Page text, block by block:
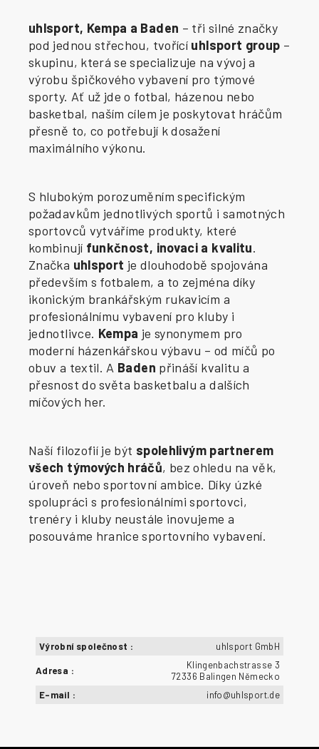
uhlsport, Kempa a Baden – tři silné značky
pod jednou střechou, tvořící uhlsport group –
skupinu, která se specializuje na vývoj a
výrobu špičkového vybavení pro týmové
sporty. Ať už jde o fotbal, házenou nebo
basketbal, naším cílem je poskytovat hráčům
přesně to, co potřebují k dosažení
maximálního výkonu.
S hlubokým porozuměním specifickým
požadavkům jednotlivých sportů i samotných
sportovců vytváříme produkty, které
kombinují funkčnost, inovaci a kvalitu.
Značka uhlsport je dlouhodobě spojována
především s fotbalem, a to zejména díky
ikonickým brankářským rukavicím a
profesionálnímu vybavení pro kluby i
jednotlivce. Kempa je synonymem pro
moderní házenkářskou výbavu – od míčů po
obuv a textil. A Baden přináší kvalitu a
přesnost do světa basketbalu a dalších
míčových her.
Naší filozofií je být spolehlivým partnerem
všech týmových hráčů, bez ohledu na věk,
úroveň nebo sportovní ambice. Díky úzké
spolupráci s profesionálními sportovci,
trenéry i kluby neustále inovujeme a
posouváme hranice sportovního vybavení.
Výrobní společnost : uhlsport GmbH
Adresa :
Klingenbachstrasse 3
72336 Balingen Německo
E-mail : info@uhlsport.de